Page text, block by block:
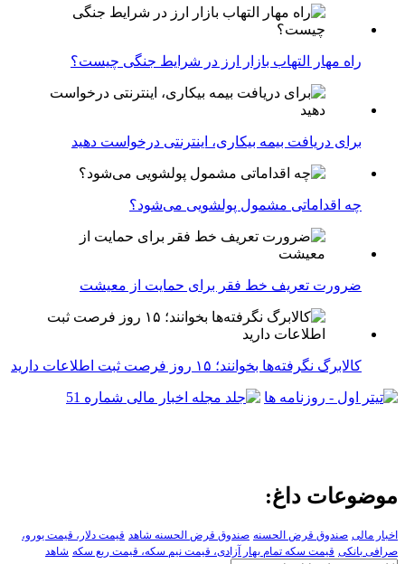
راه مهار التهاب بازار ارز در شرایط جنگی چیست؟
برای دریافت بیمه بیکاری، اینترنتی درخواست دهید
چه اقداماتی مشمول پولشویی می‌شود؟
ضرورت تعریف خط فقر برای حمایت از معیشت
کالابرگ نگرفته‌ها بخوانند؛ ۱۵ روز فرصت ثبت اطلاعات دارید
موضوعات داغ:
اخبار مالی صندوق قرض الحسنه صندوق قرض الحسنه شاهد قیمت دلار، قیمت یورو،
صرافی بانکی قیمت سکه تمام بهار آزادی، قیمت نیم سکه، قیمت ربع سکه شاهد